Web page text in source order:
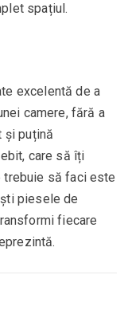
spațiul.
excelentă de a
camere, fără a
și puțină
care să îți
trebuie să faci este
piesele de
fiecare